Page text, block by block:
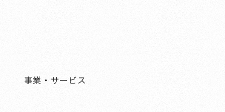
事業・サービス